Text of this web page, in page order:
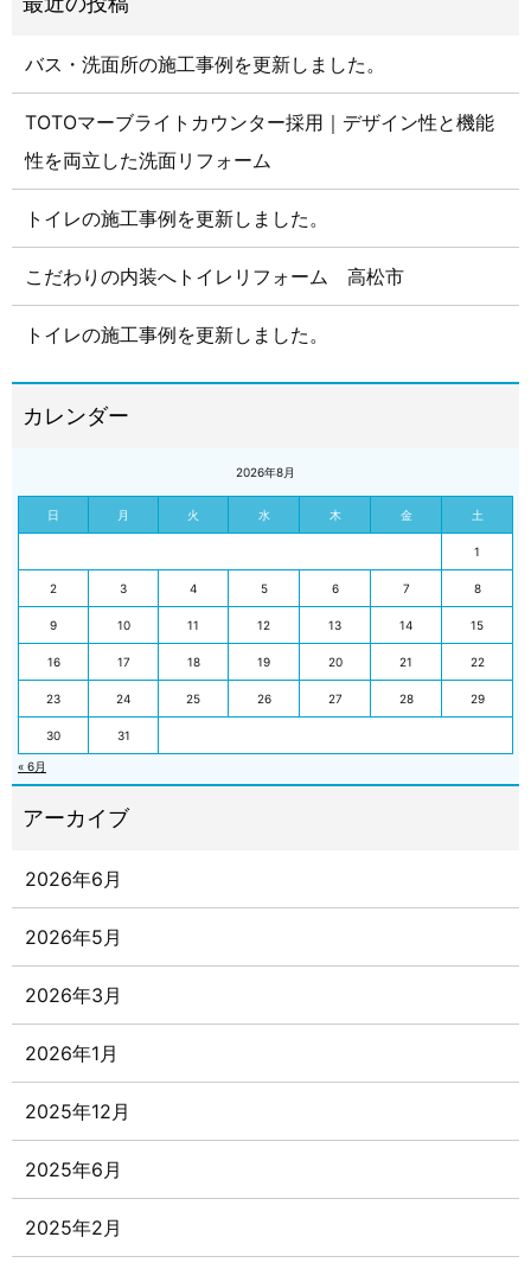
バス・洗面所の施工事例を更新しました。
TOTOマーブライトカウンター採用｜デザイン性と機能
性を両立した洗面リフォーム
トイレの施工事例を更新しました。
こだわりの内装へトイレリフォーム 高松市
トイレの施工事例を更新しました。
2026年8月
日 月 火 水 木 金 土
1
2 3 4 5 6 7 8
9 10 11 12 13 14 15
16 17 18 19 20 21 22
23 24 25 26 27 28 29
30 31
« 6月
2026年6月
2026年5月
2026年3月
2026年1月
2025年12月
2025年6月
2025年2月